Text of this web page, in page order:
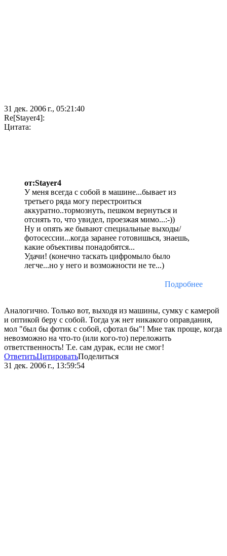
31 дек. 2006 г., 05:21:40
Re[Stayer4]:
Цитата:
от:Stayer4
У меня всегда с собой в машине...бывает из
третьего ряда могу перестроиться
аккуратно..тормознуть, пешком вернуться и
отснять то, что увидел, проезжая мимо...:-))
Ну и опять же бывают специальные выходы/
фотосессии...когда заранее готовишься, знаешь,
какие объективы понадобятся...
Удачи! (конечно таскать цифромыло было
легче...но у него и возможности не те...)
Подробнее
Аналогично. Только вот, выходя из машины, сумку с камерой
и оптикой беру с собой. Тогда уж нет никакого оправдания,
мол "был бы фотик с собой, сфотал бы"! Мне так проще, когда
невозможно на что-то (или кого-то) переложить
ответственность! Т.е. сам дурак, если не смог!
ОтветитьЦитироватьПоделиться
31 дек. 2006 г., 13:59:54